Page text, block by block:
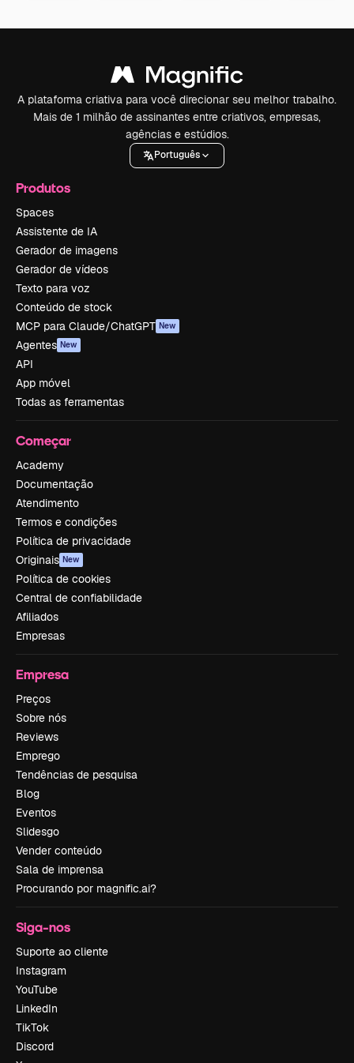
A plataforma criativa para você direcionar seu melhor trabalho.
Mais de 1 milhão de assinantes entre criativos, empresas,
agências e estúdios.
Português
Produtos
Spaces
Assistente de IA
Gerador de imagens
Gerador de vídeos
Texto para voz
Conteúdo de stock
MCP para Claude/ChatGPT New
Agentes New
API
App móvel
Todas as ferramentas
Começar
Academy
Documentação
Atendimento
Termos e condições
Política de privacidade
Originais New
Política de cookies
Central de confiabilidade
Afiliados
Empresas
Empresa
Preços
Sobre nós
Reviews
Emprego
Tendências de pesquisa
Blog
Eventos
Slidesgo
Vender conteúdo
Sala de imprensa
Procurando por magnific.ai?
Siga-nos
Suporte ao cliente
Instagram
YouTube
LinkedIn
TikTok
Discord